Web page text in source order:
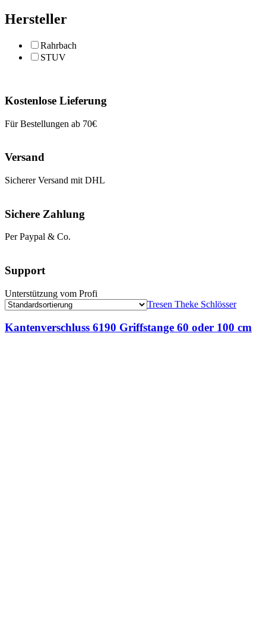
Hersteller
Rahrbach
STUV
Kostenlose Lieferung
Für Bestellungen ab 70€
Versand
Sicherer Versand mit DHL
Sichere Zahlung
Per Paypal & Co.
Support
Unterstützung vom Profi
Tresen Theke Schlösser
Kantenverschluss 6190 Griffstange 60 oder 100 cm